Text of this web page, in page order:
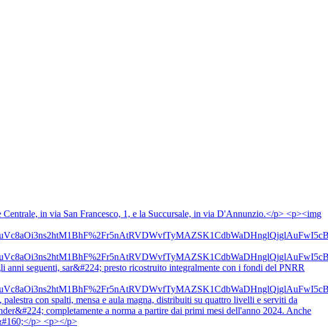
in via San Francesco, 1, e la Succursale, in via D'Annunzio.</p> <p><img
seguenti, sar&#224; presto ricostruito integralmente con i fondi del PNRR
con spalti, mensa e aula magna, distribuiti su quattro livelli e serviti da
completamente a norma a partire dai primi mesi dell'anno 2024. Anche
p> <p></p>